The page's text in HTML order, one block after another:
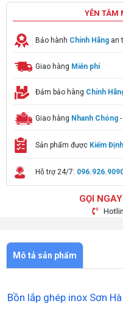
YÊN TÂM
Bảo hành Chính Hãng an
Giao hàng Miễn phí
Đảm bảo hàng Chính
Giao hàng Nhanh Chóng
Sản phẩm được Kiểm
Hỗ trợ 24/7:
GỌI
Mô tả sản phẩm
Bồn lắp ghép inox Sơn